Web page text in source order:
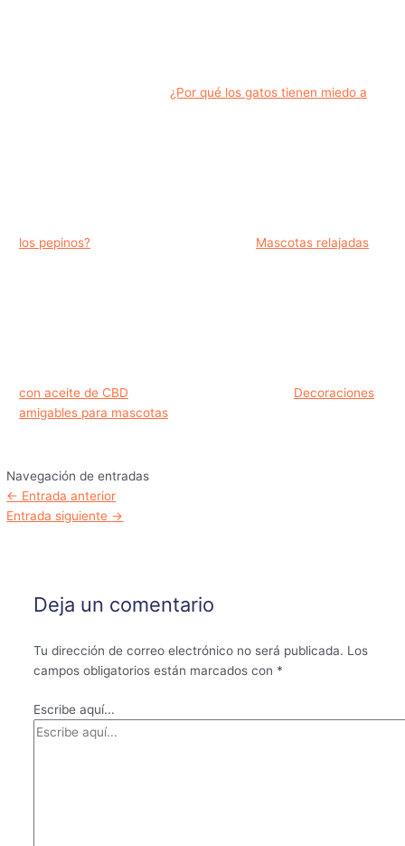
¿Por qué los gatos tienen miedo a
los pepinos? Mascotas relajadas
con aceite de CBD
Decoraciones
amigables para mascotas
Navegación de entradas
← Entrada anterior
Entrada siguiente →
Deja un comentario
Tu dirección de correo electrónico no será publicada. Los
campos obligatorios están marcados con *
Escribe aquí...